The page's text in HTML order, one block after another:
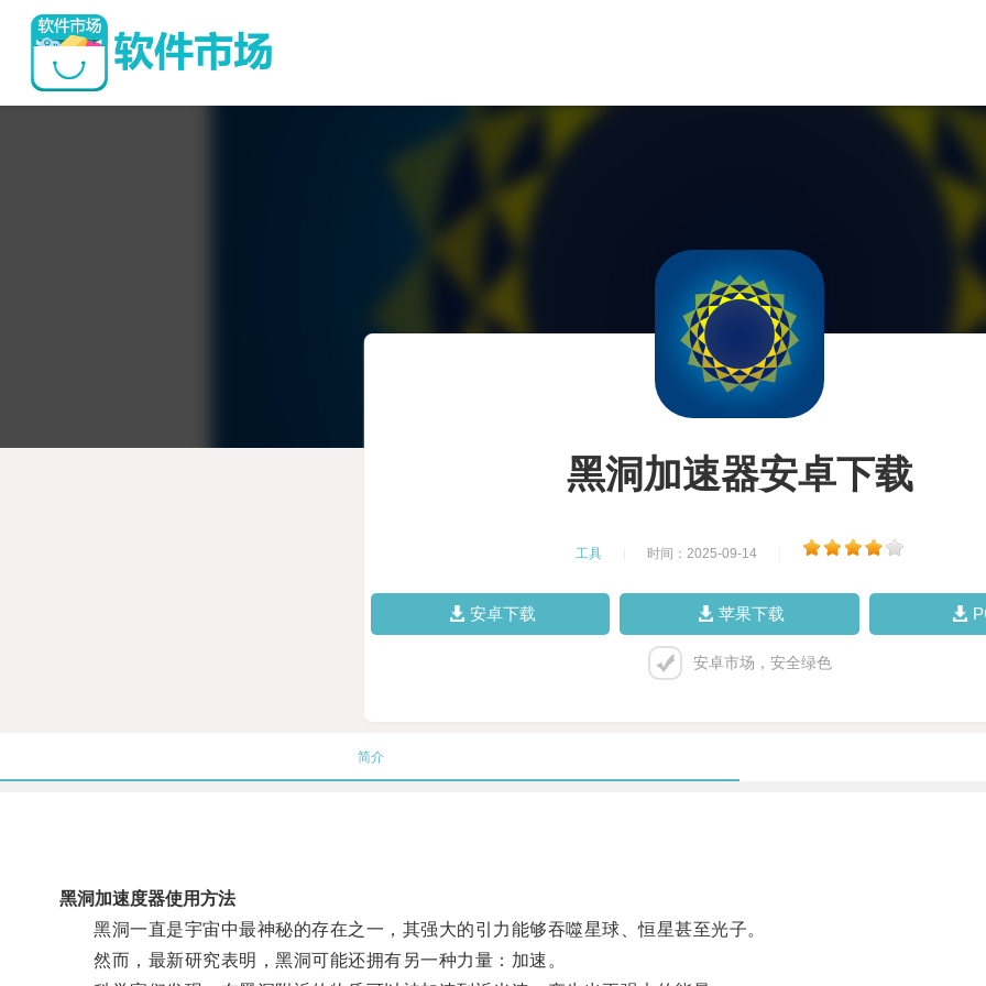
黑洞加速器安卓下载
工具 时间：2025-09-14
安卓下载 苹果下载
安卓市场，安全绿色
简介
黑洞加速度器使用方法
黑洞一直是宇宙中最神秘的存在之一，其强大的引力能够吞噬星球、恒星甚至光子。
然而，最新研究表明，黑洞可能还拥有另一种力量：加速。